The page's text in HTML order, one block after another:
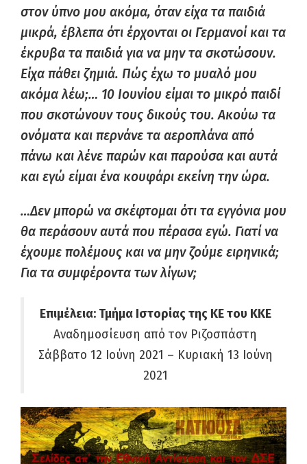
στον ύπνο μου ακόμα, όταν είχα τα παιδιά
μικρά, έβλεπα ότι έρχονται οι Γερμανοί και τα
έκρυβα τα παιδιά για να μην τα σκοτώσουν.
Είχα πάθει ζημιά. Πώς έχω το μυαλό μου
ακόμα λέω;… 10 Ιουνίου είμαι το μικρό παιδί
που σκοτώνουν τους δικούς του. Ακούω τα
ονόματα και περνάνε τα αεροπλάνα από
πάνω και λένε παρών και παρούσα και αυτά
και εγώ είμαι ένα κουφάρι εκείνη την ώρα.
…Δεν μπορώ να σκέφτομαι ότι τα εγγόνια μου
θα περάσουν αυτά που πέρασα εγώ. Γιατί να
έχουμε πολέμους και να μην ζούμε ειρηνικά;
Για τα συμφέροντα των λίγων;
Επιμέλεια: Τμήμα Ιστορίας της ΚΕ του ΚΚΕ
Αναδημοσίευση από τον Ριζοσπάστη
Σάββατο 12 Ιούνη 2021 – Κυριακή 13 Ιούνη
2021